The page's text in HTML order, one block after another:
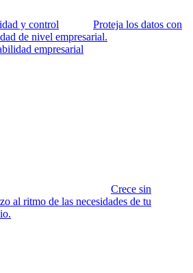
y control
Proteja los datos con
de nivel empresarial.
empresarial
Crece sin
al ritmo de las necesidades de tu